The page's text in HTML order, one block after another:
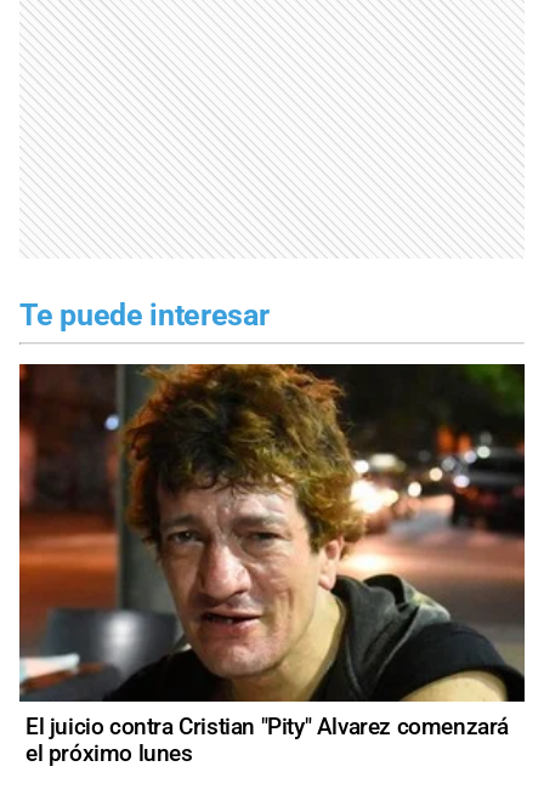
Te puede interesar
El juicio contra Cristian "Pity" Alvarez comenzará
el próximo lunes